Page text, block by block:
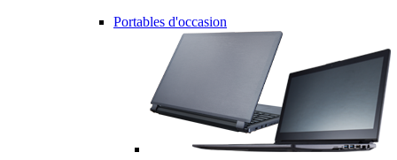
Portables d'occasion